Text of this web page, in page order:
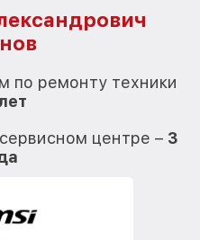
по ремонту техники
центре – 3